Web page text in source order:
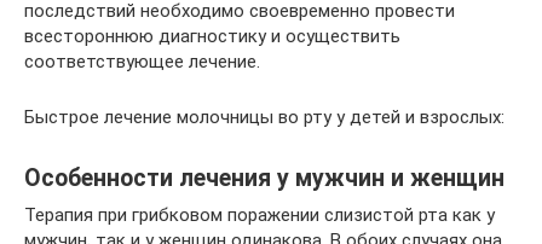
последствий необходимо своевременно провести
всестороннюю диагностику и осуществить
соответствующее лечение.
Быстрое лечение молочницы во рту у детей и взрослых:
Особенности лечения у мужчин и женщин
Терапия при грибковом поражении слизистой рта как у